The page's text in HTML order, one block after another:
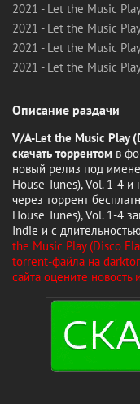
2021 - Let the Music
2021 - Let the Music
2021 - Let the Music
2021 - Let the Music
Описание раздачи
V/A-Let the Music Play
скачать торрентом в
новый релиз под
House Tunes), Vol. 1-4
через торрент
House Tunes), Vol. 1-4
Indie и с
the Music Play (Disco
torrent-файла на
сайта оцените